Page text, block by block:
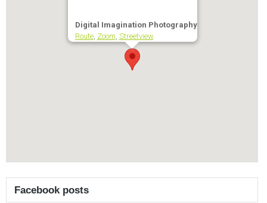
Digital Imagination Photography
Route, Zoom, Streetview
Facebook posts